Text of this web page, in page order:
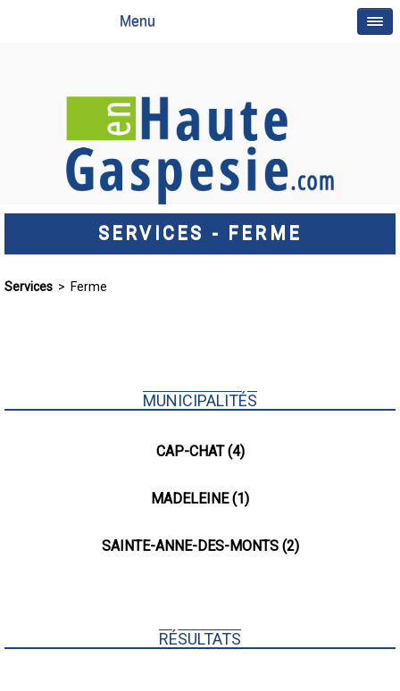
Menu
SERVICES - FERME
Services > Ferme
MUNICIPALITÉS
CAP-CHAT (4)
MADELEINE (1)
SAINTE-ANNE-DES-MONTS (2)
RÉSULTATS